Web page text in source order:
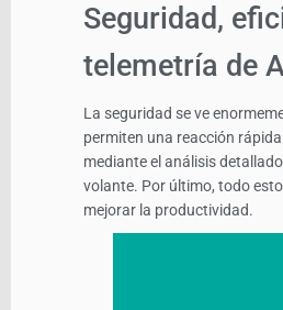
Seguridad,
telemetría de
La seguridad se ve
permiten una reacción
mediante el análisis
volante. Por último, todo
mejorar la productividad.